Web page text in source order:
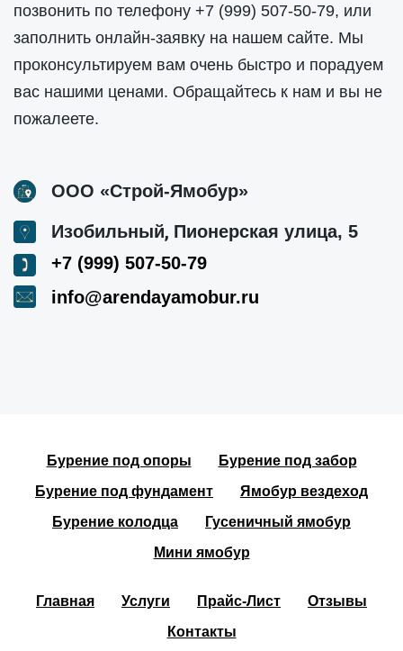
позвонить по телефону +7 (999) 507-50-79, или
заполнить онлайн-заявку на нашем сайте. Мы
проконсультируем вам очень быстро и порадуем
вас нашими ценами. Обращайтесь к нам и вы не
пожалеете.
ООО «Строй-Ямобур»
Изобильный, Пионерская улица, 5
+7 (999) 507-50-79
info@arendayamobur.ru
Бурение под опоры
Бурение под забор
Бурение под фундамент
Ямобур вездеход
Бурение колодца
Гусеничный ямобур
Мини ямобур
Главная Услуги Прайс-Лист
Отзывы
Контакты